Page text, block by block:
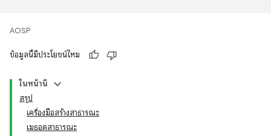
AOSP
ข้อมูลนี้มีประโยชน์ไหม
ในหน้านี้
สรุป
เครื่องมือสร้างสาธารณะ
เมธอดสาธารณะ